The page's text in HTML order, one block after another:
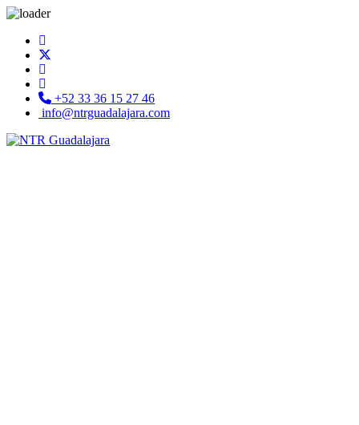
+52 33 36 15 27 46
info@ntrguadalajara.com